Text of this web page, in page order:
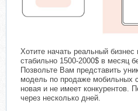
Хотите начать реальный
стабильно 1500-2000$ в месяц
Позвольте Вам представить
модель по продаже мобильных
новая и не имеет конкурентов.
через несколько дней.